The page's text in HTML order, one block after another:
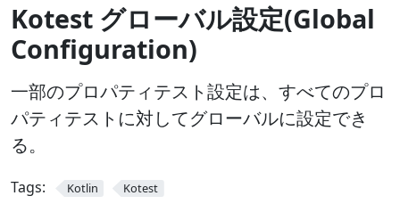
Kotest グローバル設定(Global
Configuration)
一部のプロパティテスト設定は、すべてのプロ
パティテストに対してグローバルに設定でき
る。
Tags: Kotlin Kotest